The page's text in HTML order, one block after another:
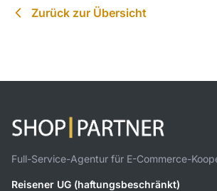
Zurück zur Übersicht
Full-Service-Agentur für E-Commerce-
Reisener UG (haftungsbeschränkt)